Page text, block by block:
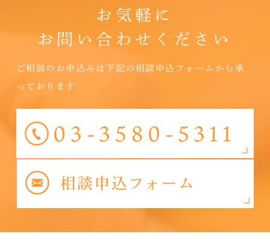
お気軽に
お問い合わせください
ご相談のお申込みは下記の相談申込フォームから承
っております